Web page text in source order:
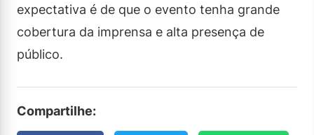
expectativa é de que o evento tenha grande
cobertura da imprensa e alta presença de
público.
Compartilhe: